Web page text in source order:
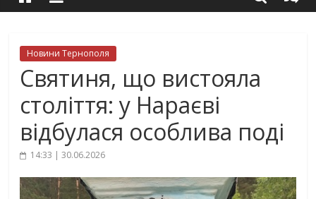
Новини Тернополя
Святиня, що вистояла
століття: у Нараєві
відбулася особлива поді
14:33 | 30.06.2026